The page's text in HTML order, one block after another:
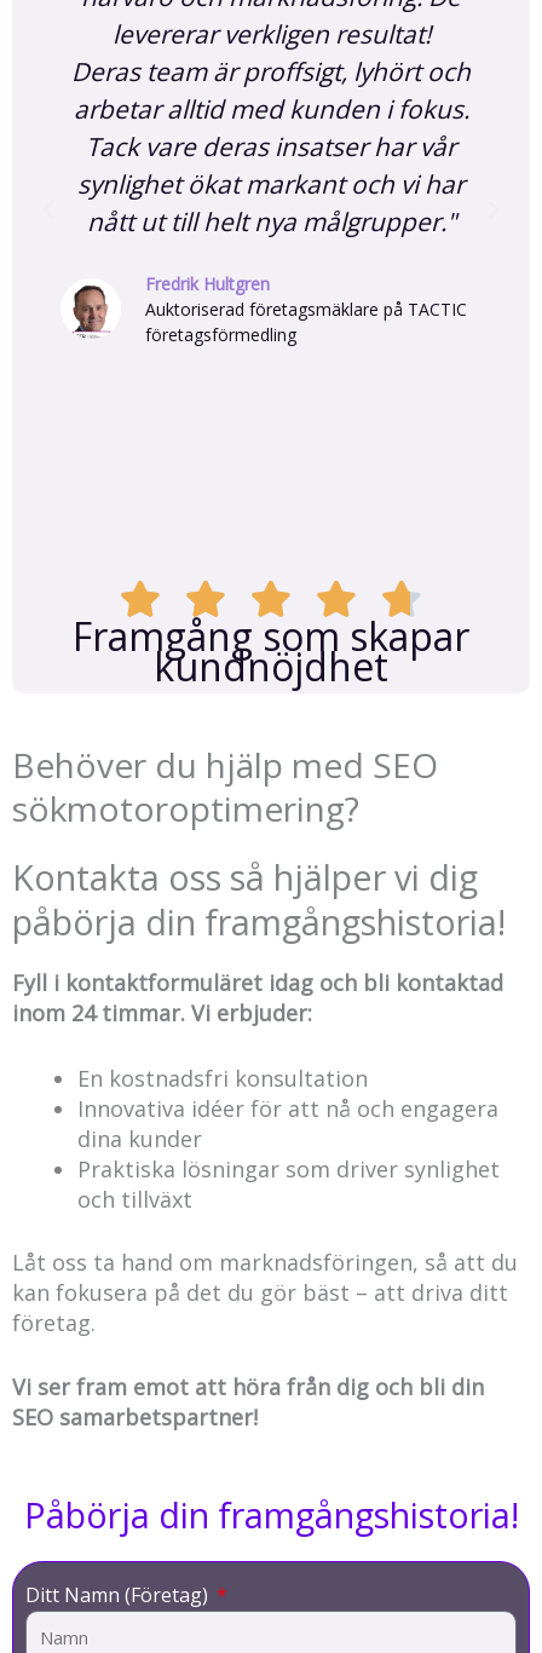
annonsering, PR och CRO har hjälpt
oss att nå våra mål och överträffa
våra förväntningar.
Vi har inte bara sett en ökning i
trafik och försäljning, utan också en
varumärke uppfattas."
Framgång som skapar
kundnöjdhet
Behöver du hjälp med SEO
sökmotoroptimering?
Kontakta oss så hjälper vi dig
påbörja din framgångshistoria!
Fyll i kontaktformuläret idag och bli kontaktad
inom 24 timmar. Vi erbjuder:
En kostnadsfri konsultation
Innovativa idéer för att nå och engagera
dina kunder
Praktiska lösningar som driver synlighet
och tillväxt
Låt oss ta hand om marknadsföringen, så att du
kan fokusera på det du gör bäst – att driva ditt
företag.
Vi ser fram emot att höra från dig och bli din
SEO samarbetspartner!
Påbörja din framgångshistoria!
Ditt Namn (Företag)